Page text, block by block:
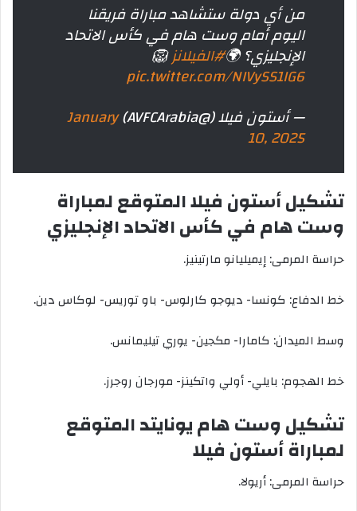
من أي دولة ستشاهد مباراة فريقنا
اليوم أمام وست هام في كأس الاتحاد
الإنجليزي؟ 🌍#الفيلانز🦁
pic.twitter.com/NIVySS1IG6
— أستون فيلا (@AVFCArabia)
January
10, 2025
تشكيل أستون فيلا المتوقع لمباراة
وست هام في كأس الاتحاد الإنجليزي
حراسة المرمى: إيميليانو مارتينيز.
خط الدفاع: كونسا- ديوجو كارلوس- باو توريس- لوكاس دين.
وسط الميدان: كامارا- مكجين- يوري تيليمانس.
خط الهجوم: بايلي- أولي واتكينز- مورجان روجرز.
تشكيل وست هام يونايتد المتوقع
لمباراة أستون فيلا
حراسة المرمى: أريولا.